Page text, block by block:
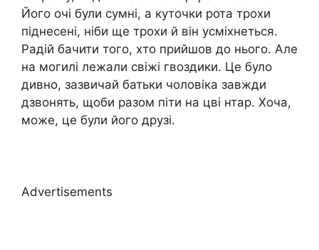
Його очі були сумні, а куточки рота трохи
піднесені, ніби ще трохи й він усміхнеться.
Радій бачити того, хто прийшов до нього. Але
на могилі лежали свіжі гвоздики. Це було
дивно, зазвичай батьки чоловіка завжди
дзвонять, щоби разом піти на цві нтар. Хоча,
може, це були його друзі.
Advertisements